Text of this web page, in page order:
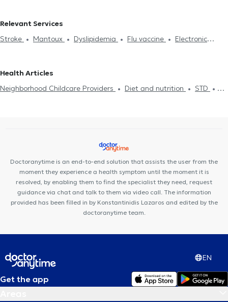
Relevant Services
Stroke
Mantoux Dyslipidemia Flu vaccine
Electronic
Hypertension
Driving License
Strep test Κάρτα υγείας αθλητή
Flu test
Health Articles
Neighborhood Childcare Providers
Diet and nutrition
STD
Doctoranytime is an end-to-end solution that assists the user from the
moment they experience a health symptom until the moment it is
resolved, by enabling them to find the specialist they need, request
guidance via chat and talk to them via video call. The information
provided has been filled in by Konstantinidis Lazaros and edited by the
doctoranytime team.
EN
Get the app